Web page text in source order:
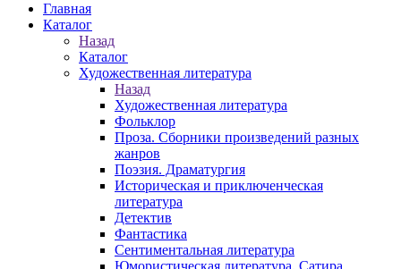
Главная
Каталог
Назад
Каталог
Художественная литература
Назад
Художественная литература
Фольклор
Проза. Сборники произведений разных
жанров
Поэзия. Драматургия
Историческая и приключенческая
литература
Детектив
Фантастика
Сентиментальная литература
Юмористическая литература. Сатира